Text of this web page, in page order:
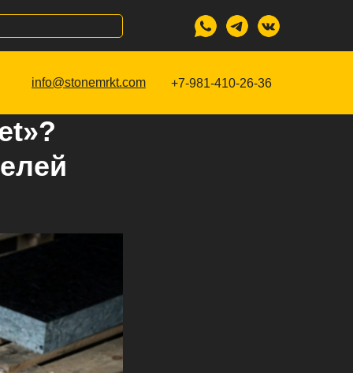
info@stonemrkt.com +7-981-410-26-36